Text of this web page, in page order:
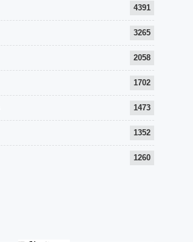
4391
3265
2058
1702
1473
1352
1260